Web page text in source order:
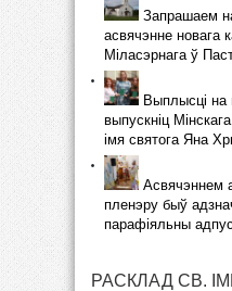
Запрашаем
асвячэнне новага
Міласэрнага ў
Выплысці на
выпускніц
імя святога Яна
Асвячэннем
пленэру быў
парафіяльны
РАСКЛАД СВ.